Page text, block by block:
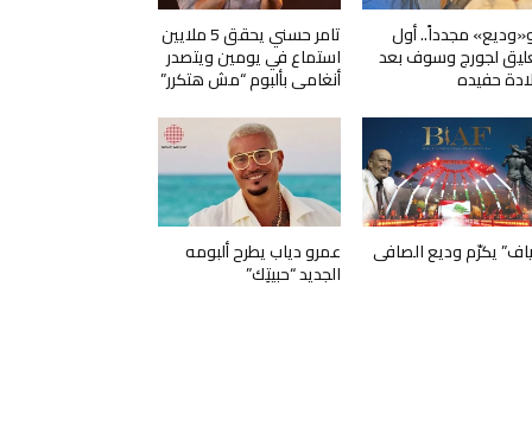
مجدداً.. أول
لجورج وسوف بعد
حفيده
تامر حسني يحقق 5 ملايين
استماع في يومين ويتصدر
أنغامي بألبوم “مش هتكرر”
يكرّم وديع الصافي عمرو دياب يطرح ألبومه
الجديد “حبيتِك”